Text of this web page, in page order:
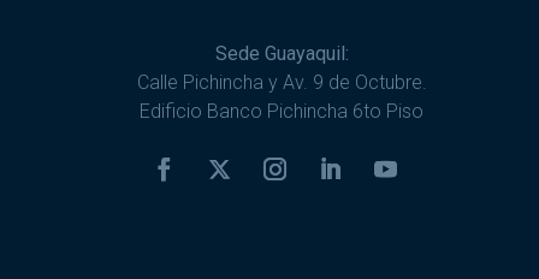
Sede Guayaquil:
Calle Pichincha y Av. 9 de Octubre.
Edificio Banco Pichincha 6to Piso